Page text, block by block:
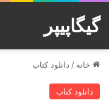
گیگاپیپر
خانه / دانلود کتاب
دانلود کتاب